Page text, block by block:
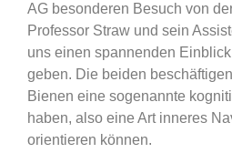
AG besonderen Besuch von
Professor Straw und sein
uns einen spannenden
geben. Die beiden
Bienen eine sogenannte
haben, also eine Art inneres
orientieren können.